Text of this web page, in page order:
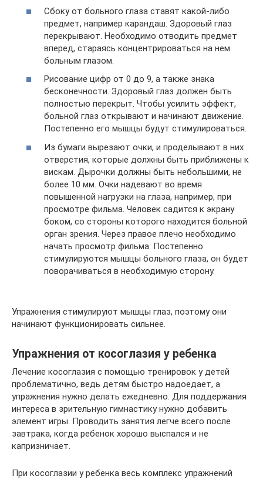
Сбоку от больного глаза ставят какой-либо
предмет, например карандаш. Здоровый глаз
перекрывают. Необходимо отводить предмет
вперед, стараясь концентрироваться на нем
больным глазом.
Рисование цифр от 0 до 9, а также знака
бесконечности. Здоровый глаз должен быть
полностью перекрыт. Чтобы усилить эффект,
больной глаз открывают и начинают движение.
Постепенно его мышцы будут стимулироваться.
Из бумаги вырезают очки, и проделывают в них
отверстия, которые должны быть приближены к
вискам. Дырочки должны быть небольшими, не
более 10 мм. Очки надевают во время
повышенной нагрузки на глаза, например, при
просмотре фильма. Человек садится к экрану
боком, со стороны которого находится больной
орган зрения. Через правое плечо необходимо
начать просмотр фильма. Постепенно
стимулируются мышцы больного глаза, он будет
поворачиваться в необходимую сторону.
Упражнения стимулируют мышцы глаз, поэтому они
начинают функционировать сильнее.
Упражнения от косоглазия у ребенка
Лечение косоглазия с помощью тренировок у детей
проблематично, ведь детям быстро надоедает, а
упражнения нужно делать ежедневно. Для поддержания
интереса в зрительную гимнастику нужно добавить
элемент игры. Проводить занятия легче всего после
завтрака, когда ребенок хорошо выспался и не
капризничает.
При косоглазии у ребенка весь комплекс упражнений